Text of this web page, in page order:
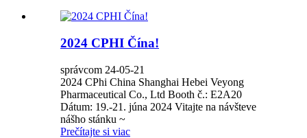
2024 CPHI Čína!
správcom 24-05-21
2024 CPhi China Shanghai Hebei Veyong
Pharmaceutical Co., Ltd Booth č.: E2A20
Dátum: 19.-21. júna 2024 Vitajte na návšteve
nášho stánku ~
Prečítajte si viac